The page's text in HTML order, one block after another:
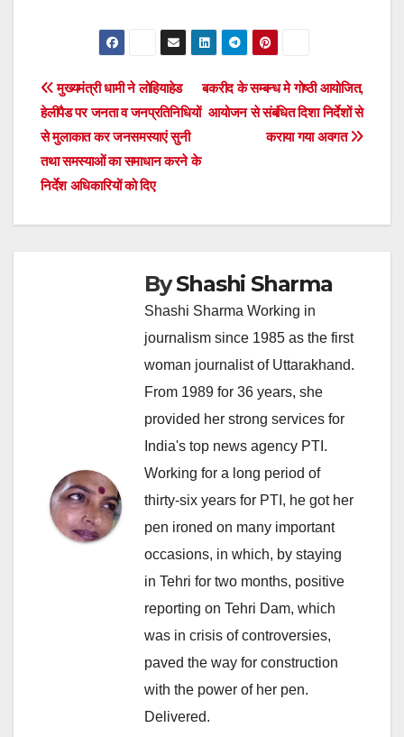
Post
navigation
बकरीद के सम्बन्ध मे गोष्ठी आयोजित,
आयोजन से संबंधित दिशा निर्देशों से
कराया गया अवगत
मुख्यमंत्री धामी ने लोहियाहेड
हेलीपैड पर जनता व जनप्रतिनिधियों
से मुलाकात कर जनसमस्याएं सुनी
तथा समस्याओं का समाधान करने के
निर्देश अधिकारियों को दिए
ByShashi Sharma
Shashi Sharma Working in
journalism since 1985 as the first
woman journalist of Uttarakhand.
From 1989 for 36 years, she
provided her strong services for
India's top news agency PTI.
Working for a long period of
thirty-six years for PTI, he got her
pen ironed on many important
occasions, in which, by staying
in Tehri for two months, positive
reporting on Tehri Dam, which
was in crisis of controversies,
paved the way for construction
with the power of her pen.
Delivered.